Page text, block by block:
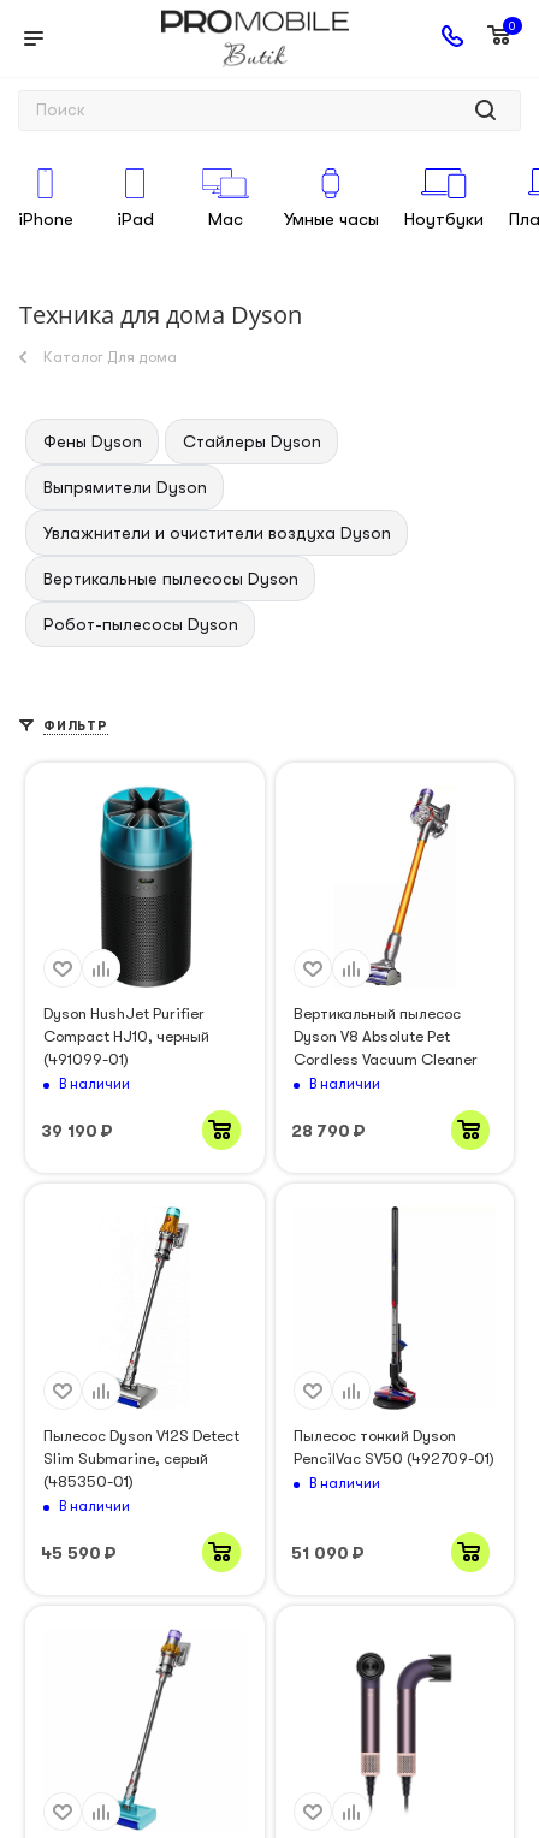
0
iPhone iPad Mac Умные часы Ноутбуки
Техника для дома Dyson
Каталог Для дома
Фены Dyson Стайлеры Dyson
Выпрямители Dyson
Увлажнители и очистители воздуха Dyson
Вертикальные пылесосы Dyson
Робот-пылесосы Dyson
ФИЛЬТР
Dyson HushJet Purifier
Compact HJ10, черный
(491099-01)
В наличии
39 190 ₽
Вертикальный пылесос
Dyson V8 Absolute Pet
Cordless Vacuum Cleaner
В наличии
28 790 ₽
Пылесос Dyson V12S Detect
Slim Submarine, серый
(485350-01)
В наличии
45 590 ₽
Пылесос тонкий Dyson
PencilVac SV50 (492709-01)
В наличии
51 090 ₽